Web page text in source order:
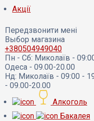
Акції
Передзвонити мені
Выбор магазина
+380504949040
Пн - Сб: Миколаїв -
Одеса - 09.00-20.00
Нд: Миколаїв - 09:00 -
- 09.00-20.00
Алкоголь
Бакалея